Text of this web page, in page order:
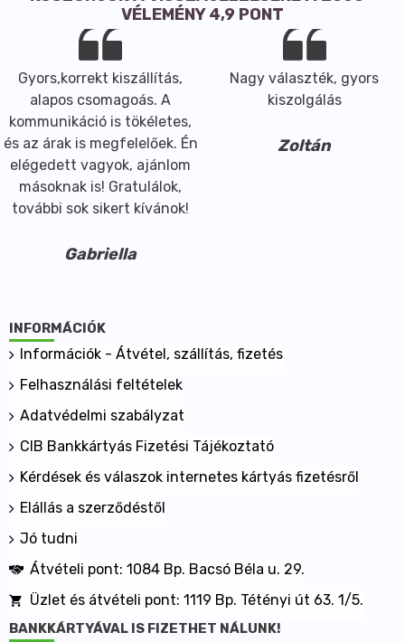
VÉLEMÉNY 4,9 PONT
Gyors,korrekt kiszállítás,
alapos csomagoás. A
kommunikáció is tökéletes,
és az árak is megfelelőek. Én
elégedett vagyok, ajánlom
másoknak is! Gratulálok,
további sok sikert kívánok!
Gabriella
Nagy választék, gyors
kiszolgálás
Zoltán
INFORMÁCIÓK
Információk - Átvétel, szállítás, fizetés
Felhasználási feltételek
Adatvédelmi szabályzat
CIB Bankkártyás Fizetési Tájékoztató
Kérdések és válaszok internetes kártyás fizetésről
Elállás a szerződéstől
Jó tudni
Átvételi pont: 1084 Bp. Bacsó Béla u. 29.
Üzlet és átvételi pont: 1119 Bp. Tétényi út 63. 1/5.
BANKKÁRTYÁVAL IS FIZETHET NÁLUNK!